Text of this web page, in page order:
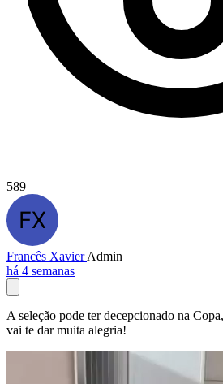
589
Francês XavierAdmin
há 4 semanas
A seleção pode ter decepcionado na
vai te dar muita alegria!